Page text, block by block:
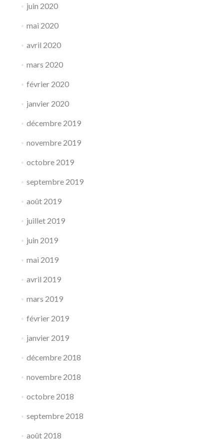
juin 2020
mai 2020
avril 2020
mars 2020
février 2020
janvier 2020
décembre 2019
novembre 2019
octobre 2019
septembre 2019
août 2019
juillet 2019
juin 2019
mai 2019
avril 2019
mars 2019
février 2019
janvier 2019
décembre 2018
novembre 2018
octobre 2018
septembre 2018
août 2018